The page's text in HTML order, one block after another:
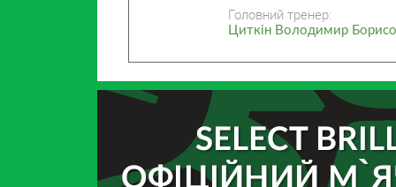
Головний тренер:
Циткін Володимир